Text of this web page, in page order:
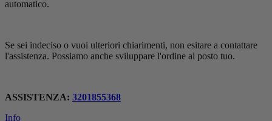
automatico.
Se sei indeciso o vuoi ulteriori chiarimenti, non esitare a contattare
l'assistenza. Possiamo anche sviluppare l'ordine al posto tuo.
ASSISTENZA: 3201855368
Info